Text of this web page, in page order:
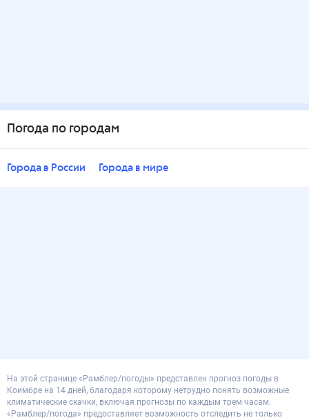
Погода по городам
Города в России Города в мире
На этой странице «Рамблер/погоды» представлен прогноз погоды в
Коимбре на 14 дней, благодаря которому нетрудно понять возможные
климатические скачки, включая прогнозы по каждым трем часам.
«Рамблер/погода» предоставляет возможность отследить не только